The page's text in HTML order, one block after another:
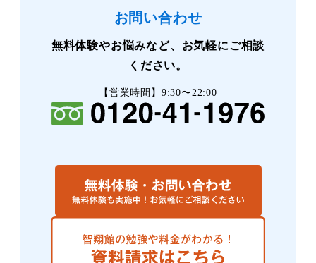
お問い合わせ
無料体験やお悩みなど、お気軽にご相談
ください。
【営業時間】9:30〜22:00